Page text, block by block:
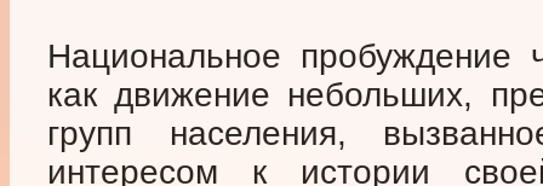
Национальное пробуждение
как движение небольших,
групп населения,
интересом к истории